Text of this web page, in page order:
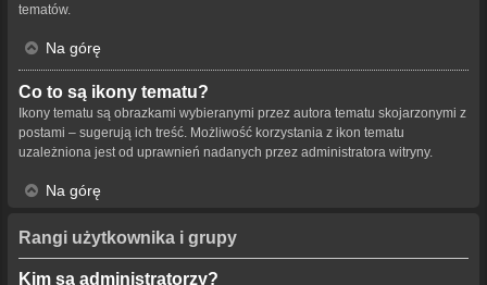
tematów.
Na górę
Co to są ikony tematu?
Ikony tematu są obrazkami wybieranymi przez autora tematu skojarzonymi z
postami – sugerują ich treść. Możliwość korzystania z ikon tematu
uzależniona jest od uprawnień nadanych przez administratora witryny.
Na górę
Rangi użytkownika i grupy
Kim są administratorzy?